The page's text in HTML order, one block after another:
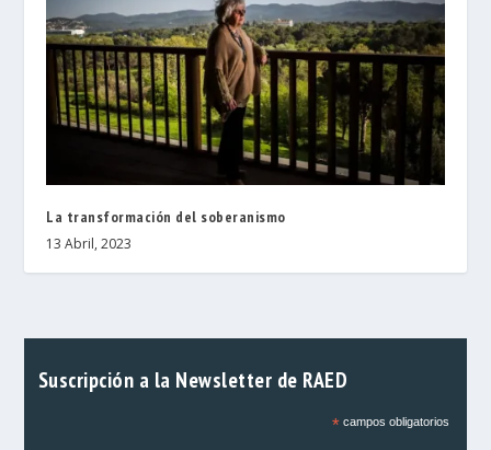
La transformación del soberanismo
13 Abril, 2023
Suscripción a la Newsletter de RAED
*campos obligatorios